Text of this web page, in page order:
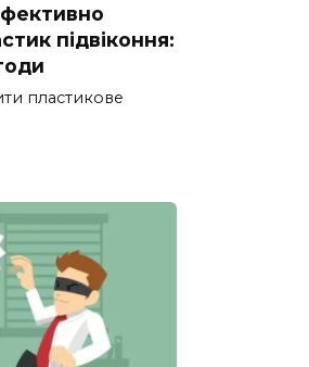
підвіконня:
пластикове